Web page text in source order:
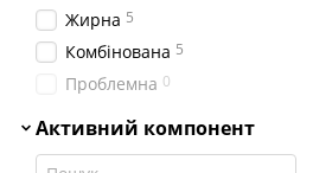
Жирна 5
Комбінована 5
Проблемна 0
Активний компонент